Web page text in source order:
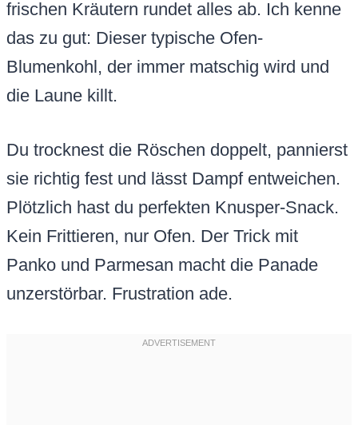
frischen Kräutern rundet alles ab. Ich kenne
das zu gut: Dieser typische Ofen-
Blumenkohl, der immer matschig wird und
die Laune killt.
Du trocknest die Röschen doppelt, pannierst
sie richtig fest und lässt Dampf entweichen.
Plötzlich hast du perfekten Knusper-Snack.
Kein Frittieren, nur Ofen. Der Trick mit
Panko und Parmesan macht die Panade
unzerstörbar. Frustration ade.